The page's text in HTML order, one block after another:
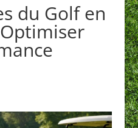
du Golf en